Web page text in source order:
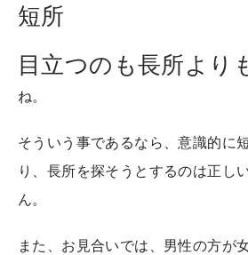
短所
目立つのも長所より
ね。
そういう事であるなら、意識的に
り、長所を探そうとするのは正し
ん。
また、お見合いでは、男性の方が